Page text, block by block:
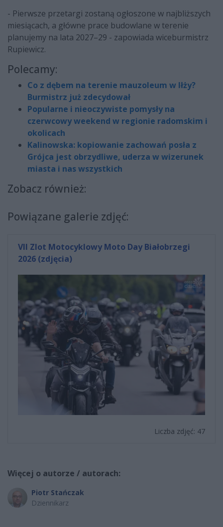
- Pierwsze przetargi zostaną ogłoszone w najbliższych
miesiącach, a główne prace budowlane w terenie
planujemy na lata 2027–29 - zapowiada wiceburmistrz
Rupiewicz.
Polecamy:
Co z dębem na terenie mauzoleum w Iłży?
Burmistrz już zdecydował
Popularne i nieoczywiste pomysły na
czerwcowy weekend w regionie radomskim i
okolicach
Kalinowska: kopiowanie zachowań posła z
Grójca jest obrzydliwe, uderza w wizerunek
miasta i nas wszystkich
Zobacz również:
Powiązane galerie zdjęć:
VII Zlot Motocyklowy Moto Day Białobrzegi
2026 (zdjęcia)
Liczba zdjęć: 47
Więcej o autorze / autorach:
Piotr Stańczak
Dziennikarz